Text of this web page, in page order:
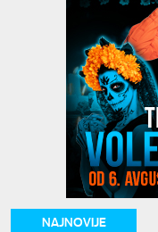
NAJNOVIJE